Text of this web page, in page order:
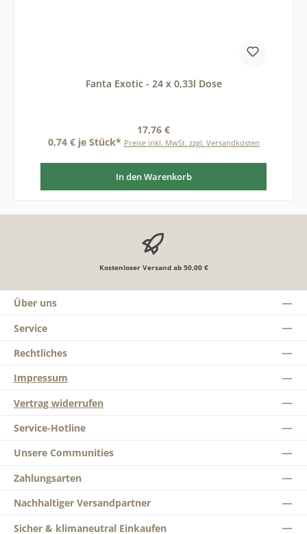
Fanta Exotic - 24 x 0,33l Dose
Regulärer Preis:
17,76 €
0,74 € je Stück* Preise inkl. MwSt. zzgl. Versandkosten
In den Warenkorb
Kostenloser Versand ab 50,00 €
Über uns
Service
Rechtliches
Impressum
Vertrag widerrufen
Service-Hotline
Unsere Communities
Zahlungsarten
Sicher & klimaneutral Einkaufen
Nachhaltiger Versandpartner